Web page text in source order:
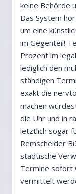
keine Behörde
Das System
um eine
im Gegenteil!
Prozent im
lediglich den
ständigen
exakt die
machen
die Uhr und in
letztlich sogar
Remscheider
städtische
Termine sofort
vermittelt